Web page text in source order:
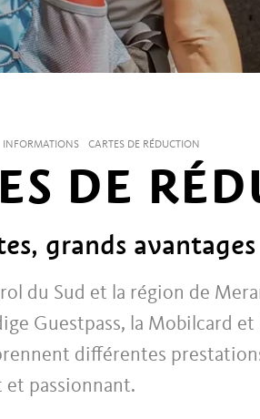
INFORMATIONS CARTES DE RÉDUCTION
DE
grands avantages
du Sud et la région de
Guestpass, la Mobilcard
différentes
et passionnant.